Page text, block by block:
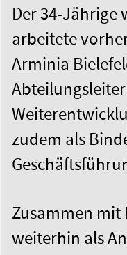
Der 34-Jährige
arbeitete
Arminia
zudem als
Zusammen mit
weiterhin als